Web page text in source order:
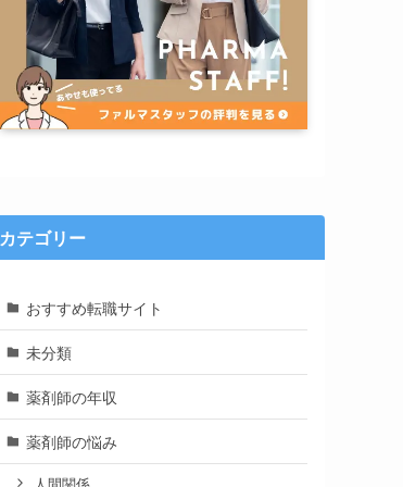
カテゴリー
おすすめ転職サイト
未分類
薬剤師の年収
薬剤師の悩み